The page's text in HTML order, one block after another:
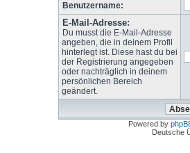
Benutzername:
E-Mail-Adresse:
Du musst die E-Mail-Adresse
angeben, die in deinem Profil
hinterlegt ist. Diese hast du bei
der Registrierung angegeben
oder nachträglich in deinem
persönlichen Bereich
geändert.
Powered by
Deutsche